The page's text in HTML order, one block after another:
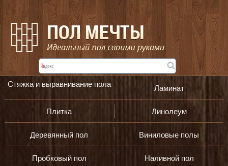
Стяжка и выравнивание пола Ламинат
Плитка Линолеум
Деревянный пол Виниловые полы
Пробковый пол Наливной пол